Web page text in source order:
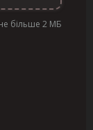
більше 2 МБ